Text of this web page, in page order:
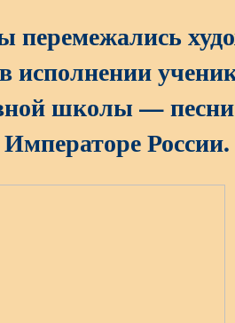
перемежались
исполнении
школы —
России.